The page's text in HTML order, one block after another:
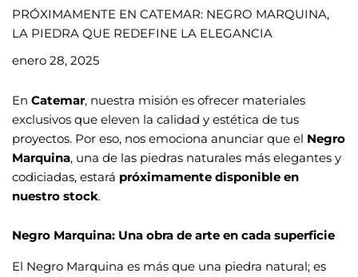
PRÓXIMAMENTE EN CATEMAR: NEGRO MARQUINA,
LA PIEDRA QUE REDEFINE LA ELEGANCIA
enero 28, 2025
En Catemar, nuestra misión es ofrecer materiales
exclusivos que eleven la calidad y estética de tus
proyectos. Por eso, nos emociona anunciar que el Negro
Marquina, una de las piedras naturales más elegantes y
codiciadas, estará próximamente disponible en
nuestro stock.
Negro Marquina: Una obra de arte en cada superficie
El Negro Marquina es más que una piedra natural; es